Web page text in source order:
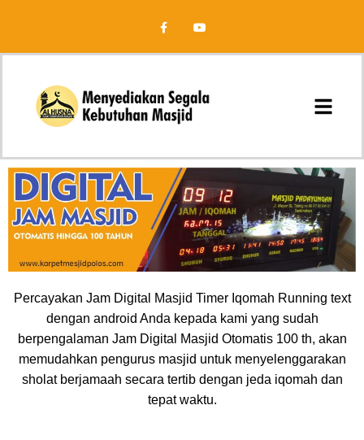
Percayakan Jam Digital Masjid Timer Iqomah Running text
dengan android Anda kepada kami yang sudah
berpengalaman Jam Digital Masjid Otomatis 100 th, akan
memudahkan pengurus masjid untuk menyelenggarakan
sholat berjamaah secara tertib dengan jeda iqomah dan
tepat waktu.